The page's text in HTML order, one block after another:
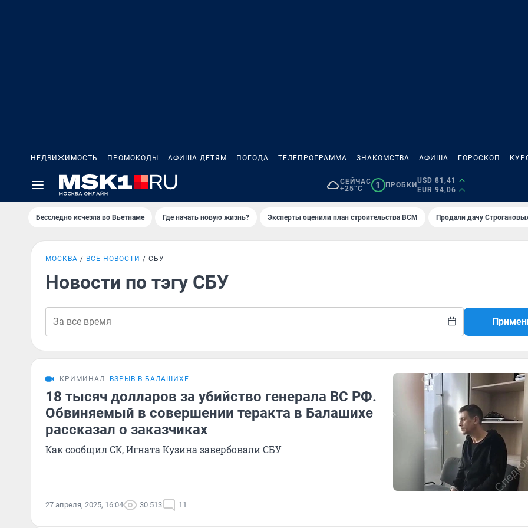
НЕДВИЖИМОСТЬ ПРОМОКОДЫ АФИША ДЕТЯМ ПОГОДА ТЕЛЕПРОГРАММА ЗНАКОМСТВА АФИША ГОРОСКОП
СЕЙЧАС
+25°C
1 ПРОБКИ
USD 81,41
EUR 94,06
Бесследно исчезла во Вьетнаме Где начать новую жизнь? Эксперты оценили план строительства ВСМ Продали дачу
МОСКВА ВСЕ НОВОСТИ СБУ
Новости по тэгу СБУ
КРИМИНАЛ ВЗРЫВ В БАЛАШИХЕ
18 тысяч долларов за убийство генерала ВС РФ.
Обвиняемый в совершении теракта в Балашихе
рассказал о заказчиках
Как сообщил СК, Игната Кузина завербовали СБУ
27 апреля, 2025, 16:04 30 513 11